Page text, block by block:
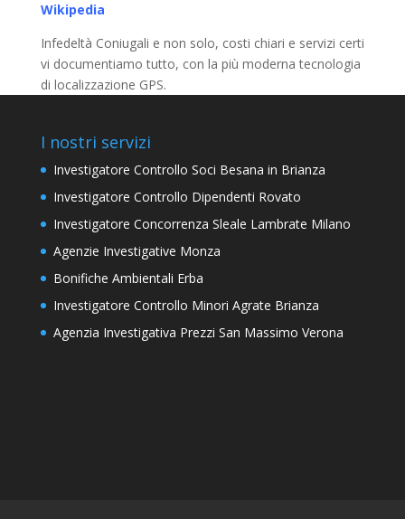
Wikipedia
Infedeltà Coniugali e non solo, costi chiari e servizi certi
vi documentiamo tutto, con la più moderna tecnologia
di localizzazione GPS.
I nostri servizi
Investigatore Controllo Soci Besana in Brianza
Investigatore Controllo Dipendenti Rovato
Investigatore Concorrenza Sleale Lambrate Milano
Agenzie Investigative Monza
Bonifiche Ambientali Erba
Investigatore Controllo Minori Agrate Brianza
Agenzia Investigativa Prezzi San Massimo Verona